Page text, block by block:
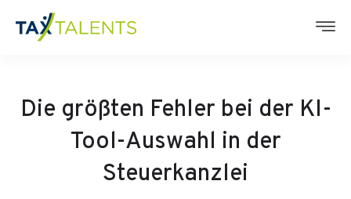
Die größten Fehler bei der KI-
Tool-Auswahl in der
Steuerkanzlei